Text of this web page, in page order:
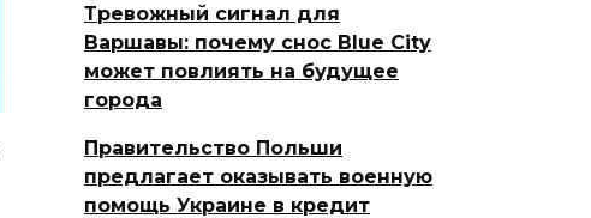
Тревожный сигнал для
Варшавы: почему снос Blue City
может повлиять на будущее
города
Правительство Польши
предлагает оказывать военную
помощь Украине в кредит